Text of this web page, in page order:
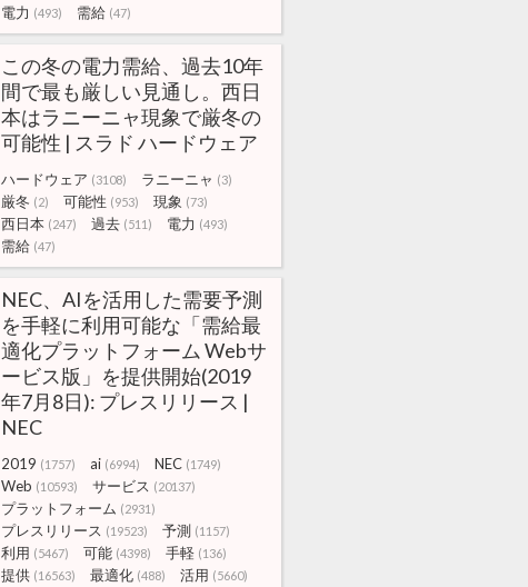
電力 (493) 需給 (47)
この冬の電力需給、過去10年
間で最も厳しい見通し。西日
本はラニーニャ現象で厳冬の
可能性 | スラド ハードウェア
ハードウェア (3108) ラニーニャ (3)
厳冬 (2) 可能性 (953) 現象 (73)
西日本 (247) 過去 (511) 電力 (493)
需給 (47)
NEC、AIを活用した需要予測
を手軽に利用可能な「需給最
適化プラットフォーム Webサ
ービス版」を提供開始(2019
年7月8日): プレスリリース |
NEC
2019 (1757) ai (6994) NEC (1749)
Web (10593) サービス (20137)
プラットフォーム (2931)
プレスリリース (19523) 予測 (1157)
利用 (5467) 可能 (4398) 手軽 (136)
提供 (16563) 最適化 (488) 活用 (5660)